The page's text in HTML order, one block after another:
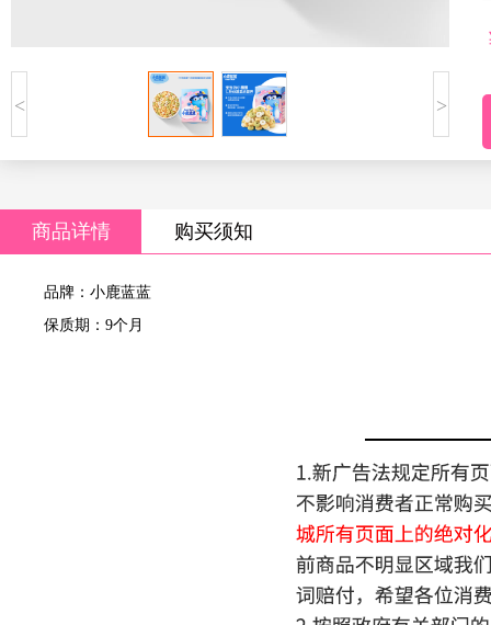
< >
商品详情 购买须知
品牌：小鹿蓝蓝
保质期：9个月